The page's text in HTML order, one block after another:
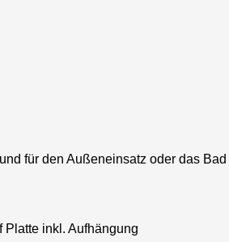
für den Außeneinsatz oder das
Platte inkl. Aufhängung